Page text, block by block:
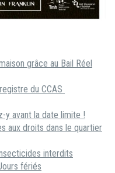
grâce au Bail Réel
du CCAS
y avant la date limite !
aux droits dans le quartier
interdits
fériés